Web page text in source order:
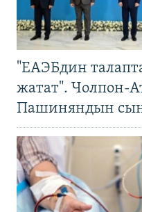
"ЕАЭБдин
жатат". Чолпон-
Пашиняндын